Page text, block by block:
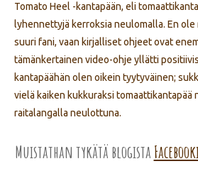
Tomato Heel -kantapään, eli
lyhennettyjä kerroksia neulomalla. En ole
suuri fani, vaan kirjalliset ohjeet ovat
tämänkertainen video-ohje yllätti
kantapäähän olen oikein tyytyväinen;
vielä kaiken kukkuraksi tomaattikantapää
raitalangalla neulottuna.
Muistathan tykätä blogista